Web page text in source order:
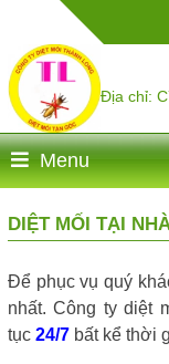
Địa chỉ:
Menu
DIỆT MỐI TẠI
Để phục vụ quý
nhất. Công ty diệt
tục 24/7bất kể thời